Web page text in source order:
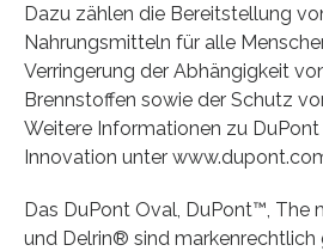
Dazu zählen die Bereitstellung
Nahrungsmitteln für alle
Verringerung der Abhängigkeit
Brennstoffen sowie der Schutz
Weitere Informationen zu
Innovation unter
Das DuPont Oval, DuPont™, The
und Delrin® sind markenrechtlich